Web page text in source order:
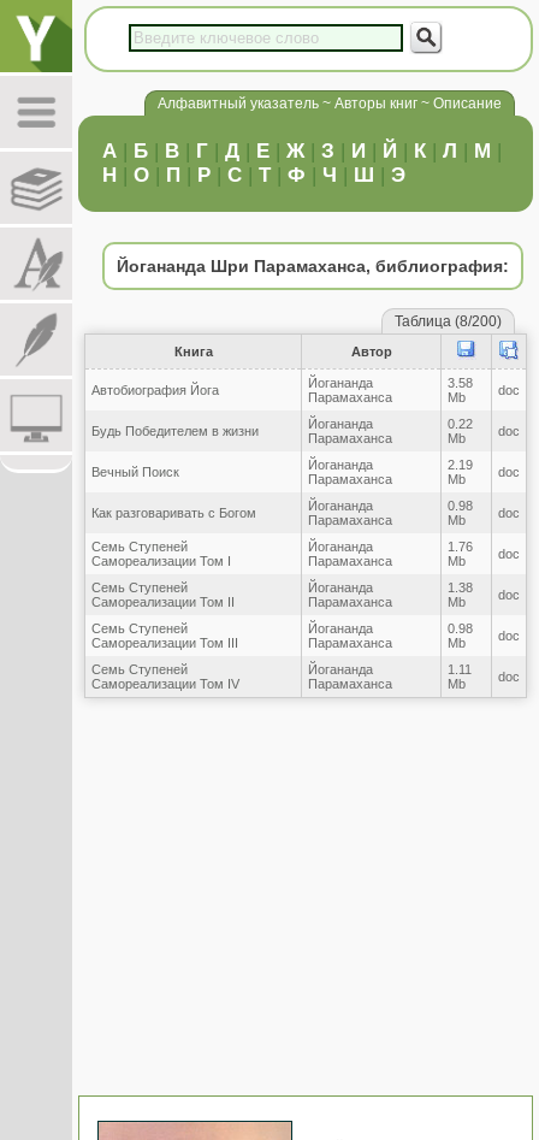
Алфавитный указатель ~ Авторы книг ~ Описание
А | Б | В | Г | Д | Е | Ж| З | И | Й | К | Л | М |
Н | О | П | Р | С | Т| Ф | Ч | Ш | Э
Йогананда Шри Парамаханса, библиография:
Таблица (8/200)
Книга Автор
Автобиография Йога
Йогананда
Парамаханса
3.58
Mb
doc
Будь Победителем в жизни
Йогананда
Парамаханса
0.22
Mb
doc
Вечный Поиск
Йогананда
Парамаханса
2.19
Mb
doc
Как разговаривать с Богом
Йогананда
Парамаханса
0.98
Mb
doc
Семь Ступеней
Самореализации Том I
Йогананда
Парамаханса
1.76
Mb
doc
Семь Ступеней
Самореализации Том II
Йогананда
Парамаханса
1.38
Mb
doc
Семь Ступеней
Самореализации Том III
Йогананда
Парамаханса
0.98
Mb
doc
Семь Ступеней
Самореализации Том IV
Йогананда
Парамаханса
1.11
Mb
doc